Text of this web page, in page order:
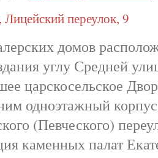
переулок, 9
домов
углу Средней
царскосельское
одноэтажный
(Певческого)
каменных палат